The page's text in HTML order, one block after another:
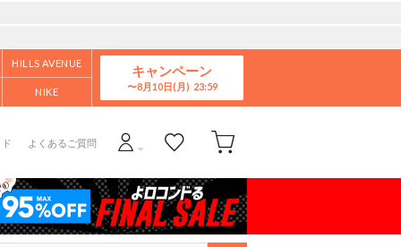
HILLS AVENUE
NIKE
キャンペーン
8月10日(月)
よくあるご質問